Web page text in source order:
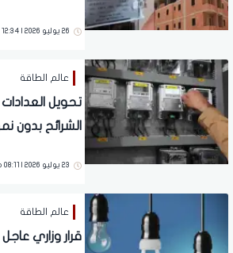
26 يوليو 2026 | 12:34 مساءً
عالم الطاقة
تحويل
الشرائح بدون
23 يوليو 2026 | 08:11 مساءً
عالم الطاقة
قرار وزاري